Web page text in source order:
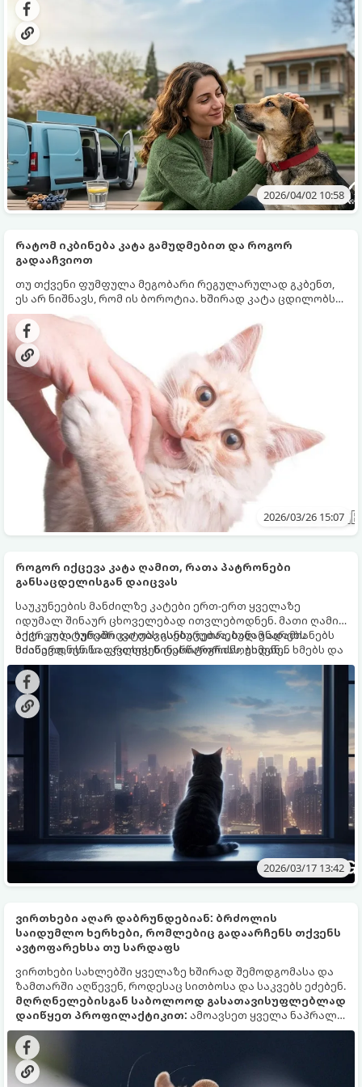
სახელმწიფოსთვის, ისე მოქალაქეებისთვის.
2026/04/02 10:58
რატომ იკბინება კატა გამუდმებით და როგორ
გადააჩვიოთ
თუ თქვენი ფუმფულა მეგობარი რეგულარულად გკბენთ,
ეს არ ნიშნავს, რომ ის ბოროტია. ხშირად კატა ცდილობს
რაღაც მნიშვნელოვანი შეგატყობინოთ. კატების ქცევას
ყოველთვის აქვს ლოგიკური მიზეზი. Centralna Vet
განმარტავს, რატომ კბენენ კატები და როგორ უნდა
ვუპასუხოთ სწორად, რომ სახლში ჰარმონია
შევინარჩუნოთ.
2026/03/26 15:07
როგორ იქცევა კატა ღამით, რათა პატრონები
განსაცდელისგან დაიცვას
საუკუნეების მანძილზე კატები ერთ-ერთ ყველაზე
იდუმალ შინაურ ცხოველებად ითვლებოდნენ. მათი ღამის
აქტივობა ბუნებრივი თავისებურებაა, სანამ ადამიანებს
სძინავთ, ისინი იკვლევენ ტერიტორიას, უსმენენ ხმებს და
პერიოდულად ამოწმებენ, ყველაფერი კარგადაა თუ არა
სახლში.
ბევრ კულტურაში კატებს განსაკუთრებულ უნარებს
მიაწერდნენ. საფრთხის წინასწარგრძნობიდან
დაწყებული, სახლის ნეგატიური ენერგიისგან დაცვის
უნარით დამთავრებული. ბევრი მფლობელი ამჩნევს, რომ
ღამით მათი ფავორიტები სრულიად სხვანაირად
იქცევიან, ვიდრე დღისით. მათ შეუძლიათ დიდხანს იარონ
ბინაში, დაჟინებით უყურონ სიბნელეს ან მოულოდნელად
შეიცვალონ მოსასვენებელი ადგილი. ეზოტერიკოსები
თვლიან, რომ ასეთი ქცევა შემთხვევითი არ არის.
2026/03/17 13:42
ვირთხები აღარ დაბრუნდებიან: ბრძოლის
საიდუმლო ხერხები, რომლებიც გადაარჩენს თქვენს
ავტოფარეხსა თუ სარდაფს
ვირთხები სახლებში ყველაზე ხშირად შემოდგომასა და
ზამთარში აღწევენ, როდესაც სითბოსა და საკვებს ეძებენ.
მღრღნელებისგან საბოლოოდ გასათავისუფლებლად
დაიწყეთ პროფილაქტიკით: ამოავსეთ ყველა ნაპრალი,
რომელიც მონეტაზე განიერია, მოაცილეთ საკვების
ნარჩენები და ნაგავი. შემდეგ გამოიყენეთ ხაფანგებისა
და როდენტიციდების (საწამლავების) კომბინაცია. ასეთი
მიდგომა არა მხოლოდ ანადგურებს არსებულ ვირთხებს,